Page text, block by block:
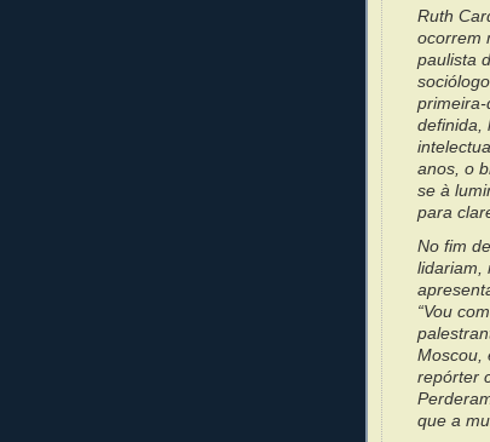
Ruth
ocorrem
paulista
definida,
anos, o
se à
para
No fim
lidariam,
“Vou
Moscou,
repórter
que a